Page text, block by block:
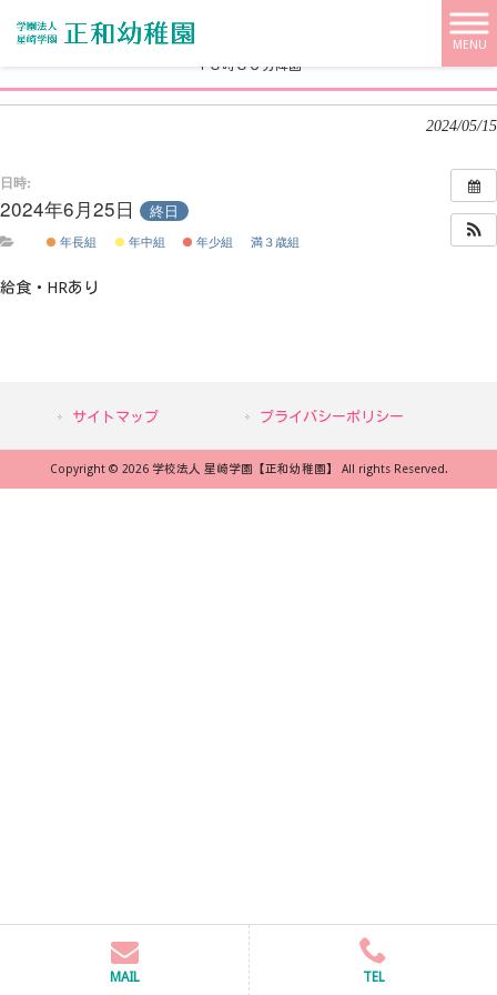
MENU
学校法人 星崎学園【正和幼稚園】 HOME
１３時３０分降園
2024/05/15
日時:
2024年6月25日 終日
年長組 年中組 年少組 満３歳組
給食・HRあり
サイトマップ プライバシーポリシー
Copyright © 2026 学校法人 星崎学園【正和幼稚園】 All rights Reserved.
MAIL TEL